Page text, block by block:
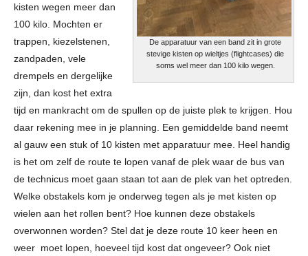
De apparatuur van een band zit in grote
stevige kisten op wieltjes (flightcases) die
soms wel meer dan 100 kilo wegen.
kisten wegen meer dan
100 kilo. Mochten er
trappen, kiezelstenen,
zandpaden, vele
drempels en dergelijke
zijn, dan kost het extra
tijd en mankracht om de spullen op de juiste plek te krijgen. Hou
daar rekening mee in je planning. Een gemiddelde band neemt
al gauw een stuk of 10 kisten met apparatuur mee. Heel handig
is het om zelf de route te lopen vanaf de plek waar de bus van
de technicus moet gaan staan tot aan de plek van het optreden.
Welke obstakels kom je onderweg tegen als je met kisten op
wielen aan het rollen bent? Hoe kunnen deze obstakels
overwonnen worden? Stel dat je deze route 10 keer heen en
weer moet lopen, hoeveel tijd kost dat ongeveer? Ook niet